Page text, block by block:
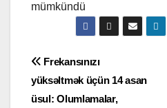
mümkündü
Yazı
naviqasiyası
Frekansınızı
yüksəltmək üçün 14 asan
üsul: Olumlamalar,